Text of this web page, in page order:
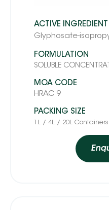
ACTIVE INGREDIENT
Glyphosate-
FORMULATION
SOLUBLE
MOA CODE
HRAC 9
PACKING SIZE
1L / 4L / 20L Containers